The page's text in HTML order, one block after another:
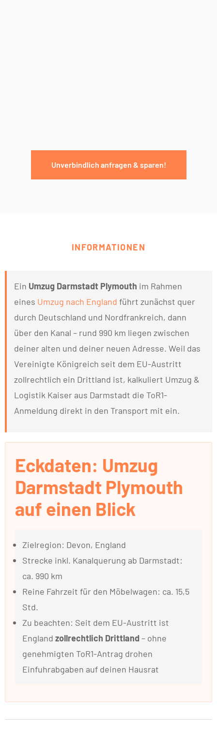
Unverbindlich anfragen & sparen!
INFORMATIONEN
Ein Umzug Darmstadt Plymouth im Rahmen
eines Umzug nach England führt zunächst quer
durch Deutschland und Nordfrankreich, dann
über den Kanal – rund 990 km liegen zwischen
deiner alten und deiner neuen Adresse. Weil das
Vereinigte Königreich seit dem EU-Austritt
zollrechtlich ein Drittland ist, kalkuliert Umzug &
Logistik Kaiser aus Darmstadt die ToR1-
Anmeldung direkt in den Transport mit ein.
Eckdaten: Umzug
Darmstadt Plymouth
auf einen Blick
Zielregion: Devon, England
Strecke inkl. Kanalquerung ab Darmstadt:
ca. 990 km
Reine Fahrzeit für den Möbelwagen: ca. 15,5
Std.
Zu beachten: Seit dem EU-Austritt ist
England zollrechtlich Drittland– ohne
genehmigten ToR1-Antrag drohen
Einfuhrabgaben auf deinen Hausrat